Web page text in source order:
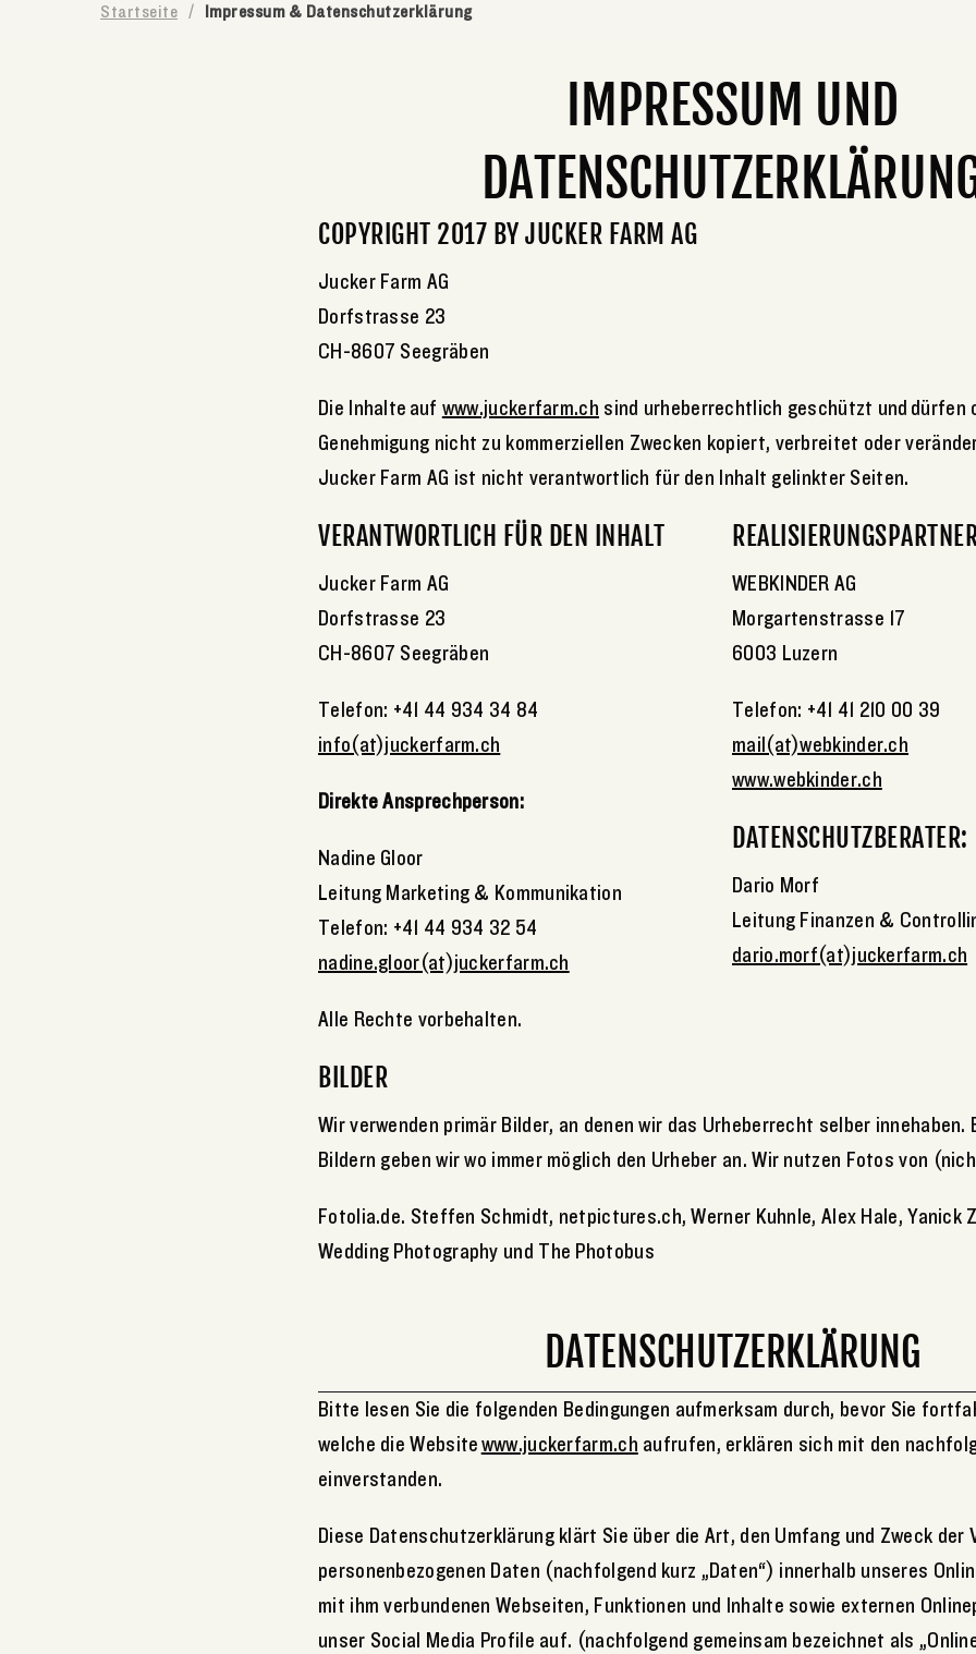
Startseite / Impressum & Datenschutzerklärung
IMPRESSUM UND
COPYRIGHT 2017 BY JUCKER FARM AG
Jucker Farm AG
Dorfstrasse 23
CH-8607 Seegräben
Die Inhalte auf www.juckerfarm.ch sind urheberrechtlich geschützt und dürfen
Genehmigung nicht zu kommerziellen Zwecken kopiert, verbreitet oder
Jucker Farm AG ist nicht verantwortlich für den Inhalt gelinkter Seiten.
VERANTWORTLICH FÜR DEN INHALT
Jucker Farm AG
Dorfstrasse 23
CH-8607 Seegräben
Telefon: +41 44 934 34 84
info(at)juckerfarm.ch
Direkte Ansprechperson:
Nadine Gloor
Leitung Marketing & Kommunikation
Telefon: +41 44 934 32 54
nadine.gloor(at)juckerfarm.ch
Alle Rechte vorbehalten.
WEBKINDER AG
Morgartenstrasse 17
6003 Luzern
Telefon: +41 41 210 00 39
mail(at)webkinder.ch
www.webkinder.ch
DATENSCHUTZBERATER:
Dario Morf
Leitung Finanzen &
dario.morf(at)juckerfarm.ch
BILDER
Wir verwenden primär Bilder, an denen wir das Urheberrecht selber innehaben.
Bildern geben wir wo immer möglich den Urheber an. Wir nutzen Fotos von
Fotolia.de. Steffen Schmidt, netpictures.ch, Werner Kuhnle, Alex Hale, Yanick
Wedding Photography und The Photobus
DATENSCHUTZERKLÄRUNG
Bitte lesen Sie die folgenden Bedingungen aufmerksam durch, bevor Sie
welche die Websitewww.juckerfarm.ch aufrufen, erklären sich mit den
einverstanden.
Diese Datenschutzerklärung klärt Sie über die Art, den Umfang und Zweck der
personenbezogenen Daten (nachfolgend kurz „Daten“) innerhalb unseres
mit ihm verbundenen Webseiten, Funktionen und Inhalte sowie externen
unser Social Media Profile auf. (nachfolgend gemeinsam bezeichnet als